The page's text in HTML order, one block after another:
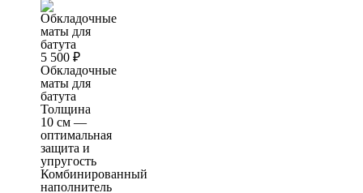
5 500 ₽
Обкладочные
маты для
батута
Толщина
10 см —
оптимальная
защита и
упругость
Комбинированный
наполнитель